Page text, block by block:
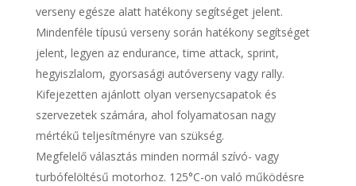
verseny egésze alatt hatékony segítséget jelent.
Mindenféle típusú verseny során hatékony segítséget
jelent, legyen az endurance, time attack, sprint,
hegyiszlalom, gyorsasági autóverseny vagy rally.
Kifejezetten ajánlott olyan versenycsapatok és
szervezetek számára, ahol folyamatosan nagy
mértékű teljesítményre van szükség.
Megfelelő választás minden normál szívó- vagy
turbófelöltésű motorhoz. 125°C-on való működésre